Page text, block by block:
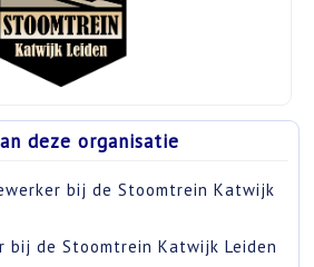
deze organisatie
bij de Stoomtrein Katwijk
bij de Stoomtrein Katwijk Leiden